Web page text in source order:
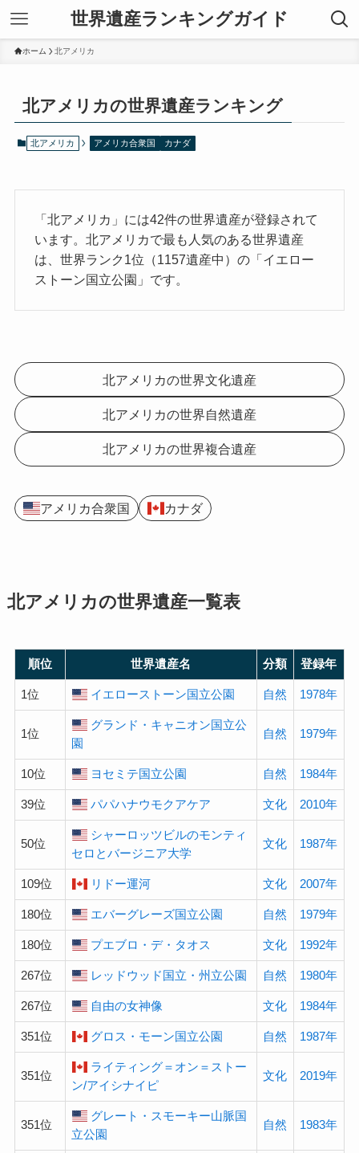
世界遺産ランキングガイド
ホーム 北アメリカ
北アメリカの世界遺産ランキング
北アメリカ アメリカ合衆国 カナダ
「北アメリカ」には42件の世界遺産が登録されて
います。北アメリカで最も人気のある世界遺産
は、世界ランク1位（1157遺産中）の「イエロー
ストーン国立公園」です。
北アメリカの世界文化遺産
北アメリカの世界自然遺産
北アメリカの世界複合遺産
アメリカ合衆国 カナダ
北アメリカの世界遺産一覧表
順位 世界遺産名 分類 登録年
1位 イエローストーン国立公園 自然 1978年
1位
グランド・キャニオン国立公
園
自然 1979年
10位 ヨセミテ国立公園 自然 1984年
39位 パパハナウモクアケア 文化 2010年
50位
シャーロッツビルのモンティ
セロとバージニア大学
文化 1987年
109位 リドー運河 文化 2007年
180位 エバーグレーズ国立公園 自然 1979年
180位 プエブロ・デ・タオス 文化 1992年
267位 レッドウッド国立・州立公園 自然 1980年
267位 自由の女神像 文化 1984年
351位 グロス・モーン国立公園 自然 1987年
351位
ライティング＝オン＝ストー
ン/アイシナイピ
文化 2019年
351位
グレート・スモーキー山脈国
立公園
自然 1983年